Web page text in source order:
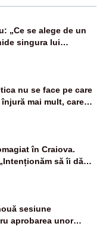
„Ce se alege de un
singura lui
nu se face pe care
mai mult, care
în Craiova.
să îi dăm
sesiune
aprobarea unor